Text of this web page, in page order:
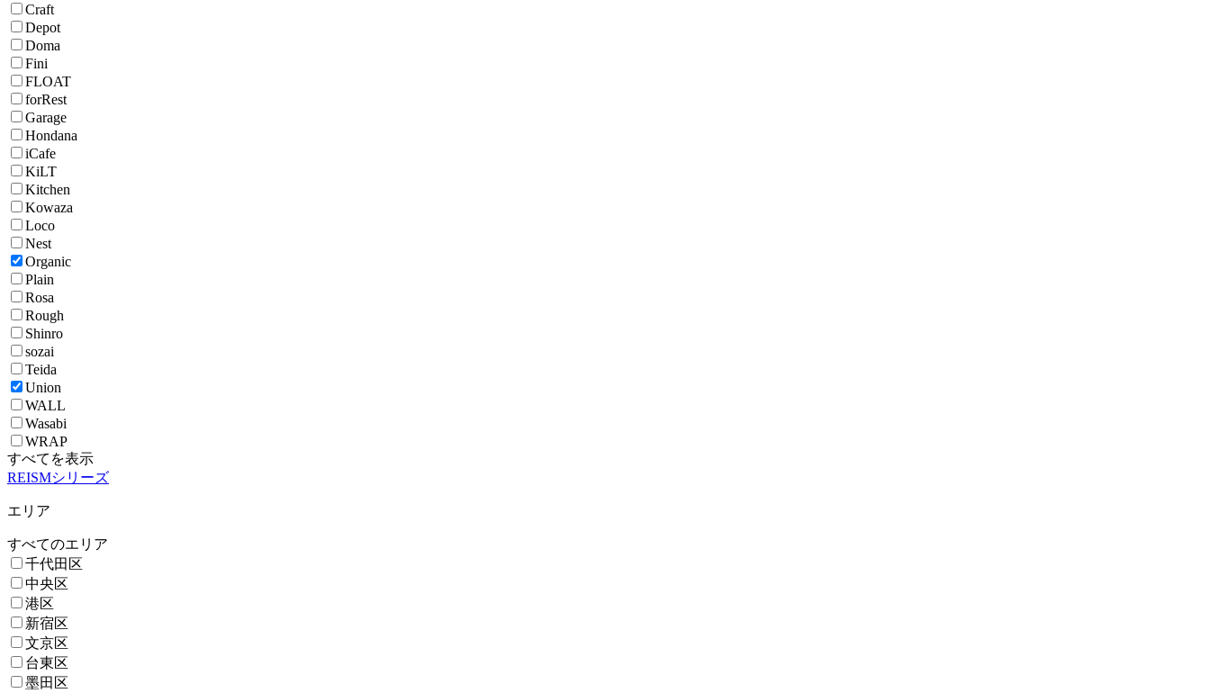
Craft
Depot
Doma
Fini
FLOAT
forRest
Garage
Hondana
iCafe
KiLT
Kitchen
Kowaza
Loco
Nest
Organic
Plain
Rosa
Rough
Shinro
sozai
Teida
Union
WALL
Wasabi
WRAP
すべてを表示
REISMシリーズ
エリア
すべてのエリア
千代田区
中央区
港区
新宿区
文京区
台東区
墨田区